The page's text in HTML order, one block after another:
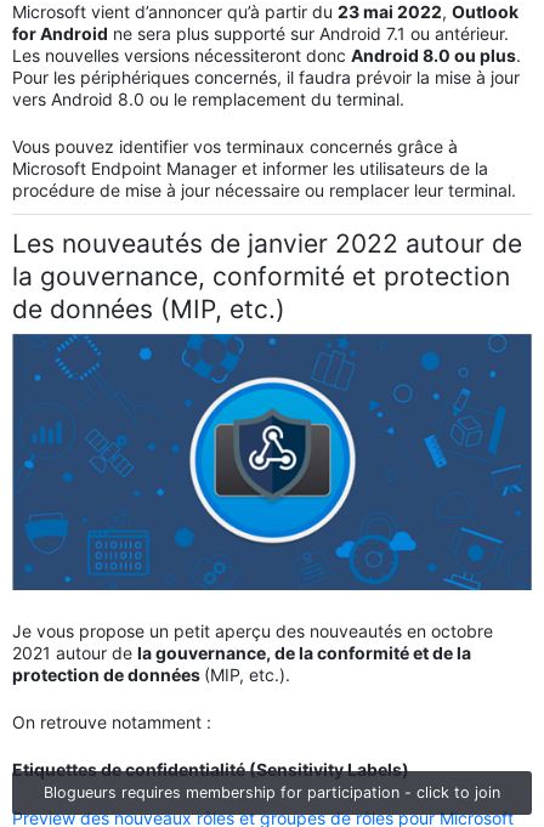
Blogueurs requires membership for participation - click to join
Microsoft vient d’annoncer qu’à partir du 23 mai 2022, Outlook
for Android ne sera plus supporté sur Android 7.1 ou antérieur.
Les nouvelles versions nécessiteront donc Android 8.0 ou plus.
Pour les périphériques concernés, il faudra prévoir la mise à jour
vers Android 8.0 ou le remplacement du terminal.
Vous pouvez identifier vos terminaux concernés grâce à
Microsoft Endpoint Manager et informer les utilisateurs de la
procédure de mise à jour nécessaire ou remplacer leur terminal.
Les nouveautés de janvier 2022 autour de
la gouvernance, conformité et protection
de données (MIP, etc.)
Je vous propose un petit aperçu des nouveautés en octobre
2021 autour de la gouvernance, de la conformité et de la
protection de données (MIP, etc.).
On retrouve notamment :
Etiquettes de confidentialité (Sensitivity Labels)
Preview des nouveaux rôles et groupes de rôles pour Microsoft